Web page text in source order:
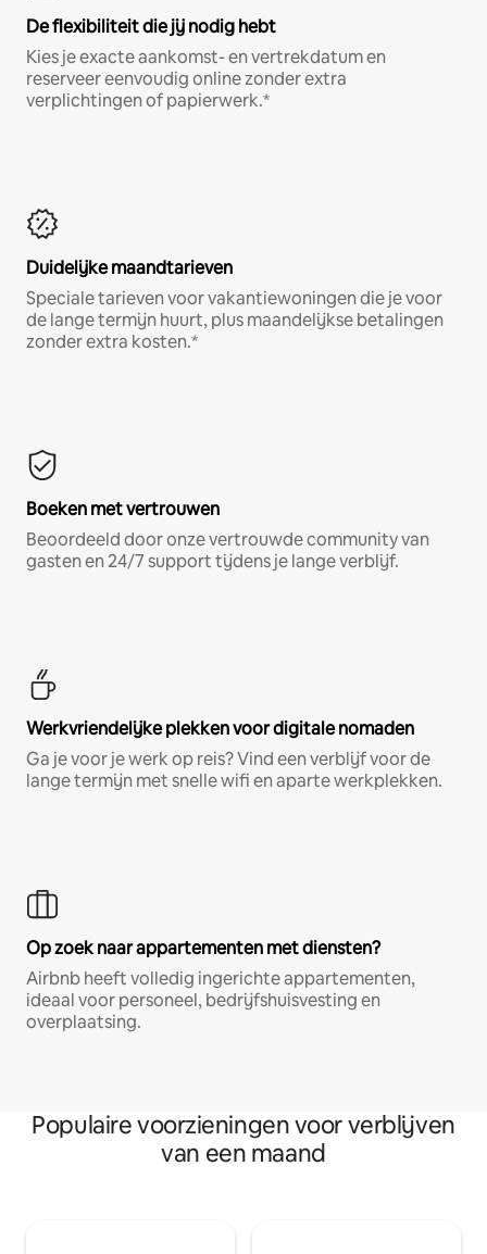
De flexibiliteit die jij nodig hebt
Kies je exacte aankomst- en vertrekdatum en
reserveer eenvoudig online zonder extra
verplichtingen of papierwerk.*
Duidelijke maandtarieven
Speciale tarieven voor vakantiewoningen die je voor
de lange termijn huurt, plus maandelijkse betalingen
zonder extra kosten.*
Boeken met vertrouwen
Beoordeeld door onze vertrouwde community van
gasten en 24/7 support tijdens je lange verblijf.
Werkvriendelijke plekken voor digitale nomaden
Ga je voor je werk op reis? Vind een verblijf voor de
lange termijn met snelle wifi en aparte werkplekken.
Op zoek naar appartementen met diensten?
Airbnb heeft volledig ingerichte appartementen,
ideaal voor personeel, bedrijfshuisvesting en
overplaatsing.
Populaire voorzieningen voor verblijven
van een maand